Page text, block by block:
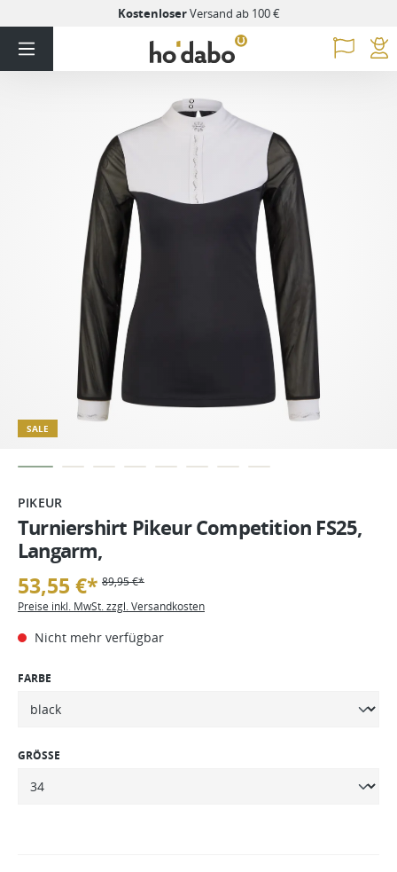
KostenloserVersand ab 100 €
SALE
PIKEUR
Turniershirt Pikeur Competition FS25,
Langarm,
53,55 €* 89,95 €*
Preise inkl. MwSt. zzgl. Versandkosten
Nicht mehr verfügbar
FARBE
GRÖSSE